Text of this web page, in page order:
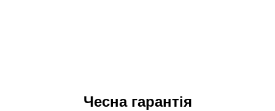
Чесна гарантія